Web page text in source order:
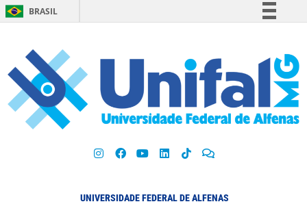
BRASIL
Participe
Acesso à informação
Legislação
UNIVERSIDADE FEDERAL DE ALFENAS